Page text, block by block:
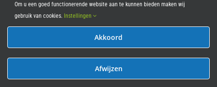
© 2012 - 2026• Leasy Bike • All Rights Reserved • powered
Om u een goed functionerende website aan te kunnen bieden maken wij
gebruik van cookies. Instellingen
Akkoord
Afwijzen